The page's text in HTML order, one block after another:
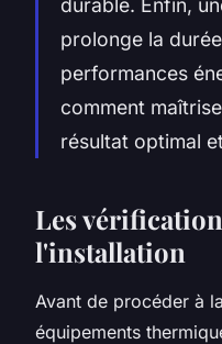
durable. Enfin,
prolonge la
performances
comment
résultat optimal
Les
l'installation
Avant de procéder à
équipements